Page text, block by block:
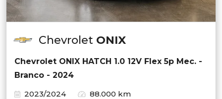
Chevrolet ONIX
Chevrolet ONIX HATCH 1.0 12V Flex 5p Mec. -
Branco - 2024
2023/2024
88.000 km